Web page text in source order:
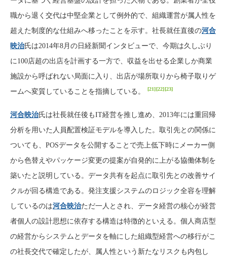
職から退く交代は中堅企業として例外的で、組織運営が属人性を
超えた制度的な仕組みへ移ったことを示す。社長就任直後の河合
映治氏は2014年8月の日経新聞インタビューで、今期は久しぶり
に100店超の出店を計画する一方で、収益を出せる企業しか商業
施設から呼ばれない局面に入り、出店が場所取りから椅子取りゲ
ームへ変質していることを指摘している。
[21][22][23]
河合映治氏は社長就任後もIT経営を推し進め、2013年には重回帰
分析を用いた人員配置検証モデルを導入した。取引先との関係に
ついても、POSデータを公開することで売上低下時にメーカー側
から色替えやパッケージ変更の提案が自発的に上がる協働体制を
築いたと説明している。データ共有を起点に取引先との改善サイ
クルが回る構造である。発注支援システムのロジック全容を理解
しているのは河合映治ただ一人とされ、データ経営の核心が経営
者個人の設計思想に依存する構造は特徴的といえる。個人商店型
の経営からシステムとデータを軸にした組織型経営への移行がこ
の社長交代で確定したが、属人性という新たなリスクも内包し